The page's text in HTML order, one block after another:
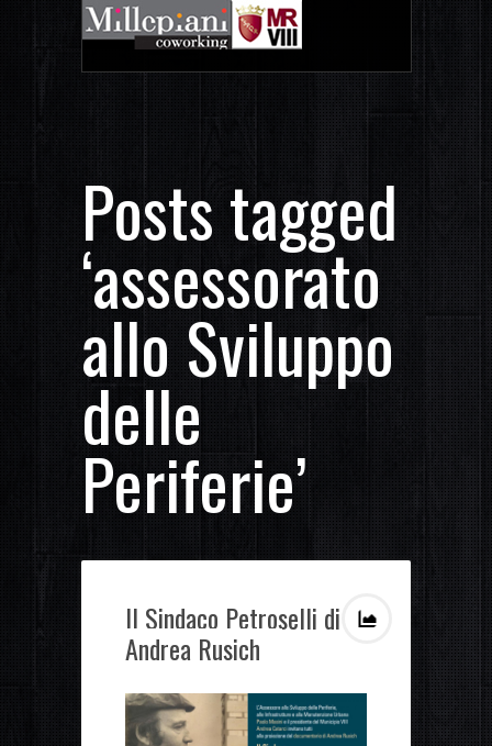
Posts tagged
‘assessorato
allo Sviluppo
delle
Periferie’
Il Sindaco Petroselli di
Andrea Rusich